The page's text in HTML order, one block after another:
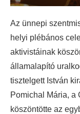
Az ünnepi
helyi plébános
aktivistáinak
államalapító
tisztelgett István
Pomichal Mária, a
köszöntötte az